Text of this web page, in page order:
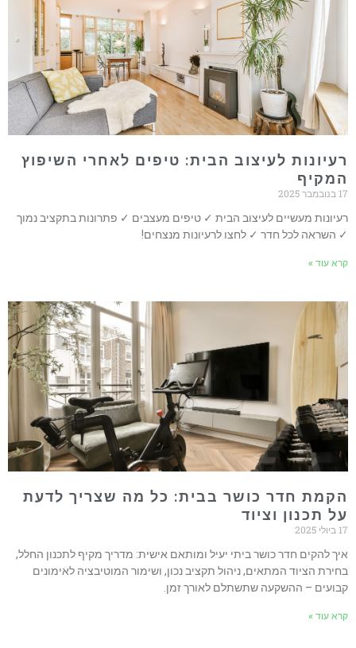
רעיונות לעיצוב הבית: טיפים לאחרי השיפוץ
המקיף
17 בנובמבר 2025
רעיונות מעשיים לעיצוב הבית ✓ טיפים מעצבים ✓ פתרונות בתקציב נמוך
✓ השראה לכל חדר ✓ לחצו לרעיונות מנצחים!
קרא עוד »
הקמת חדר כושר בבית: כל מה שצריך לדעת
על תכנון וציוד
17 ביולי 2025
איך להקים חדר כושר ביתי יעיל ומותאם אישית: מדריך מקיף לתכנון החלל,
בחירת הציוד המתאים, ניהול תקציב נכון, ושימור המוטיבציה לאימונים
קבועים – ההשקעה שתשתלם לאורך זמן.
קרא עוד »